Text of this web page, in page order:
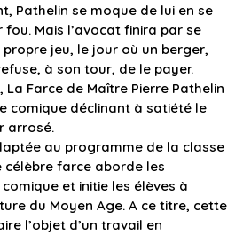
Pathelin se moque de lui en se
Mais l’avocat finira par se
jeu, le jour où un berger,
à son tour, de le payer.
La Farce de Maître Pierre Pathelin
comique déclinant à satiété le
arrosé.
au programme de la classe
célèbre farce aborde les
et initie les élèves à
du Moyen Age. A ce titre, cette
l’objet d’un travail en